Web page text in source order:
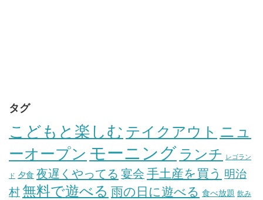
タグ
こどもと楽しむ テイクアウト ニュ
ーオープン モーニング ランチ レゴラン
ド 夕食 夜遅くやってる 宴会 手土産を買う 明治
村無料で遊べる 雨の日に遊べる 食べ放題 飲み